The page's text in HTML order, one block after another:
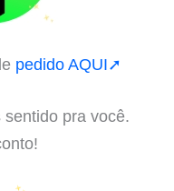
pedido AQUI➚
pra você.